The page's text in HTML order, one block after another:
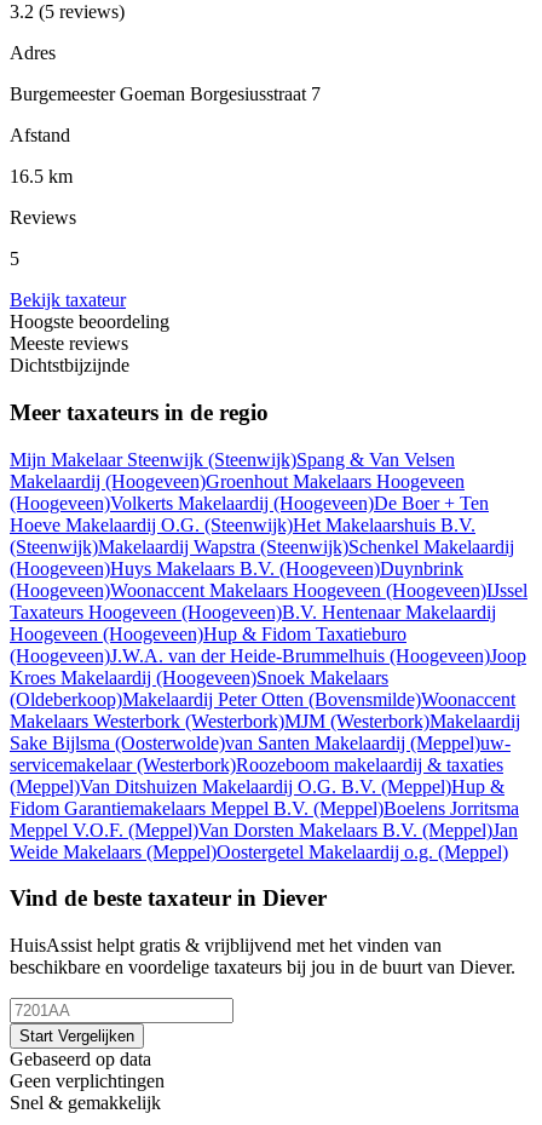
3.2 (5 reviews)
Adres
Burgemeester Goeman Borgesiusstraat 7
Afstand
16.5 km
Reviews
5
Bekijk taxateur
Hoogste beoordeling
Meeste reviews
Dichtstbijzijnde
Meer taxateurs in de regio
Mijn Makelaar Steenwijk (Steenwijk)Spang & Van Velsen
Makelaardij (Hoogeveen)Groenhout Makelaars Hoogeveen
(Hoogeveen)Volkerts Makelaardij (Hoogeveen)De Boer + Ten
Hoeve Makelaardij O.G. (Steenwijk)Het Makelaarshuis B.V.
(Steenwijk)Makelaardij Wapstra (Steenwijk)Schenkel Makelaardij
(Hoogeveen)Huys Makelaars B.V. (Hoogeveen)Duynbrink
(Hoogeveen)Woonaccent Makelaars Hoogeveen (Hoogeveen)IJssel
Taxateurs Hoogeveen (Hoogeveen)B.V. Hentenaar Makelaardij
Hoogeveen (Hoogeveen)Hup & Fidom Taxatieburo
(Hoogeveen)J.W.A. van der Heide-Brummelhuis (Hoogeveen)Joop
Kroes Makelaardij (Hoogeveen)Snoek Makelaars
(Oldeberkoop)Makelaardij Peter Otten (Bovensmilde)Woonaccent
Makelaars Westerbork (Westerbork)MJM (Westerbork)Makelaardij
Sake Bijlsma (Oosterwolde)van Santen Makelaardij (Meppel)uw-
servicemakelaar(Westerbork)Roozeboom makelaardij & taxaties
(Meppel)Van Ditshuizen Makelaardij O.G. B.V. (Meppel)Hup &
Fidom Garantiemakelaars Meppel B.V. (Meppel)Boelens Jorritsma
Meppel V.O.F. (Meppel)Van Dorsten Makelaars B.V. (Meppel)Jan
Weide Makelaars (Meppel)Oostergetel Makelaardij o.g. (Meppel)
Vind de beste taxateur in Diever
HuisAssist helpt gratis & vrijblijvend met het vinden van
beschikbare en voordelige taxateurs bij jou in de buurt van Diever.
Start Vergelijken
Gebaseerd op data
Geen verplichtingen
Snel & gemakkelijk